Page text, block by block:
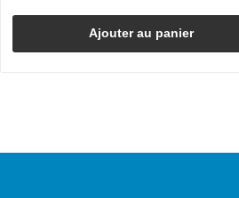
Ajouter au panier